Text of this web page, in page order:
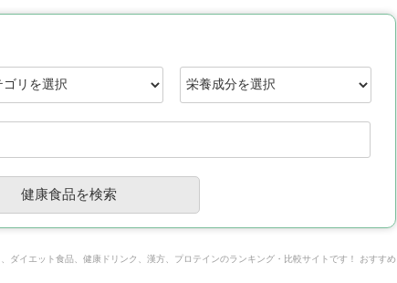
ダイエット食品、健康ドリンク、漢方、プロテインのランキング・比較サイトです！ おすすめ